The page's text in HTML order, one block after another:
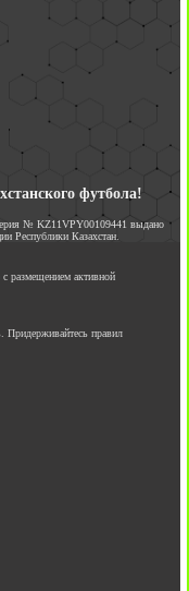
футбола!
№ KZ11VPY00109441 выдано
Республики Казахстан.
размещением активной
Придерживайтесь правил